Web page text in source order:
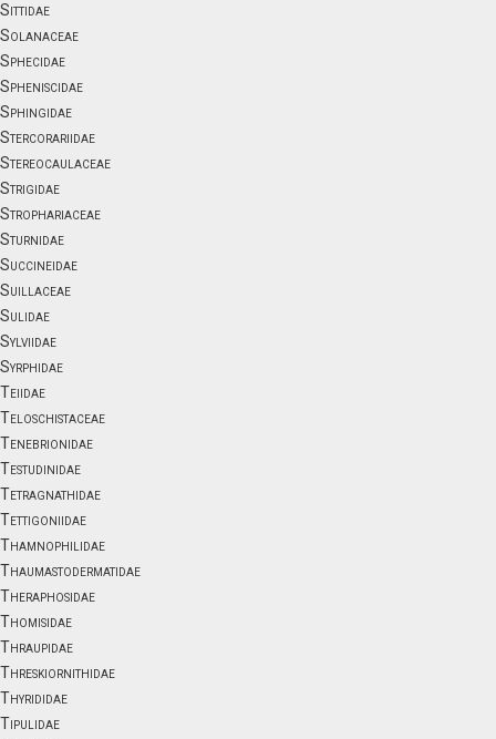
Sittidae
Solanaceae
Sphecidae
Spheniscidae
Sphingidae
Stercorariidae
Stereocaulaceae
Strigidae
Strophariaceae
Sturnidae
Succineidae
Suillaceae
Sulidae
Sylviidae
Syrphidae
Teiidae
Teloschistaceae
Tenebrionidae
Testudinidae
Tetragnathidae
Tettigoniidae
Thamnophilidae
Thaumastodermatidae
Theraphosidae
Thomisidae
Thraupidae
Threskiornithidae
Thyrididae
Tipulidae